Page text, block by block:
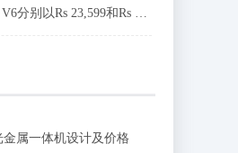
中兴Axon Mini和Blade V6分别以Rs 23,599和Rs 9,999推出
属一体机设计及价格